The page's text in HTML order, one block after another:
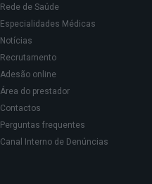
Rede de Saúde
Especialidades Médicas
Notícias
Recrutamento
Adesão online
Área do prestador
Contactos
Perguntas frequentes
Canal Interno de Denúncias